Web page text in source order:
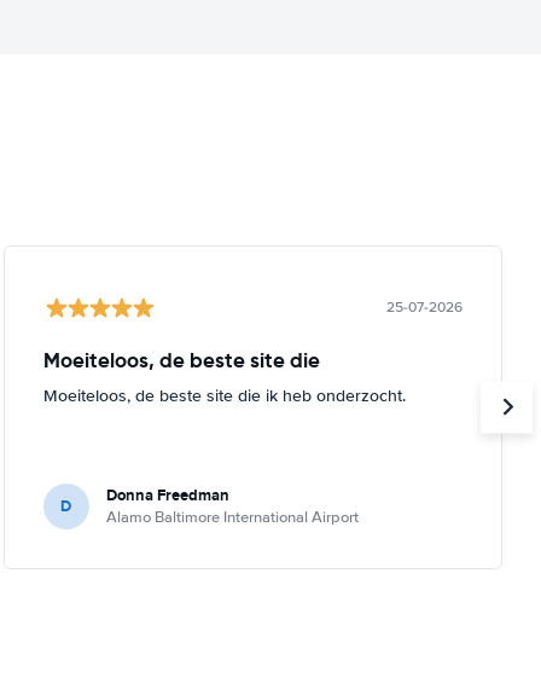
25-07-2026
Moeiteloos, de beste site die
Moeiteloos, de beste site die ik heb onderzocht.
D Donna Freedman
Alamo Baltimore International Airport